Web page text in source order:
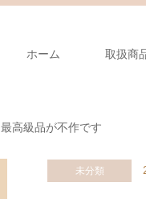
ホーム 取扱商
最高級品が不作です
未分類